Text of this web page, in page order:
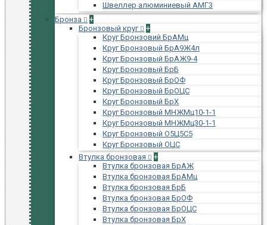
Швеллер алюминиевый АМГ3
Бронза
+
Бронзовый круг
+
Круг Бронзовий БрАМц
Круг Бронзовый БрА9Ж4л
Круг Бронзовый БрАЖ9-4
Круг Бронзовый БрБ
Круг Бронзовый БрОФ
Круг Бронзовый БрОЦС
Круг Бронзовый БрХ
Круг Бронзовый МНЖМц10-1-1
Круг Бронзовый МНЖМц30-1-1
Круг Бронзовый О5Ц5С5
Круг Бронзовый ОЦС
Втулка бронзовая
+
Втулка бронзовая БрАЖ
Втулка бронзовая БрАМц
Втулка бронзовая БрБ
Втулка бронзовая БрОФ
Втулка бронзовая БрОЦС
Втулка бронзовая БрХ